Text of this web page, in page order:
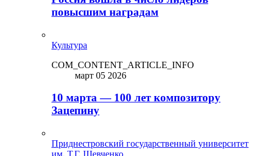
повысшим наградам
Культура
COM_CONTENT_ARTICLE_INFO
март 05 2026
10 марта — 100 лет композитору
Зацепину
Приднестровский государственный университет
им. Т.Г. Шевченко